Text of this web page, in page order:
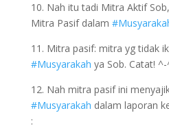
10. Nah itu tadi Mitra Aktif
Mitra Pasif dalam
11. Mitra pasif: mitra yg tidak
#Musyarakah ya Sob. Catat!
12. Nah mitra pasif ini
#Musyarakah dalam laporan
: